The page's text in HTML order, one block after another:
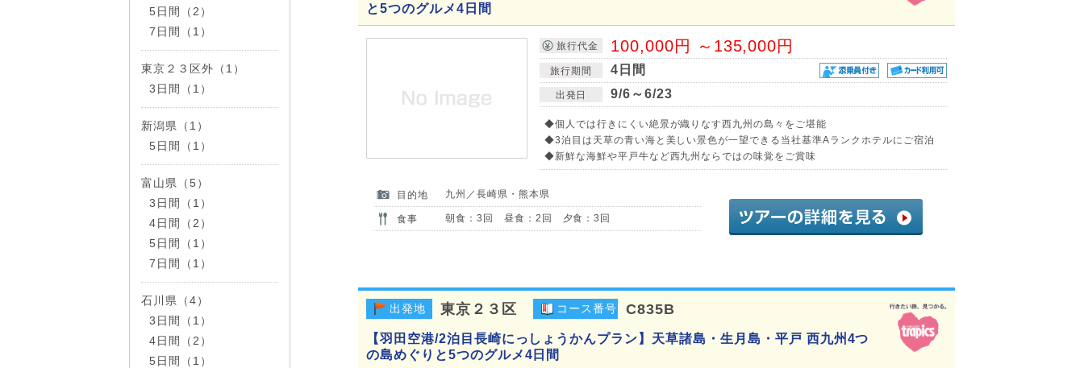
と5つのグルメ4日間
旅行代金 100,000円 ～135,000円
旅行期間 4日間
出発日 9/6～6/23
◆個人では行きにくい絶景が織りなす西九州の島々をご堪能
◆3泊目は天草の青い海と美しい景色が一望できる当社基準Aランクホテルにご宿泊
◆新鮮な海鮮や平戸牛など西九州ならではの味覚をご賞味
目的地 九州／長崎県・熊本県
食事 朝食：3回 昼食：2回 夕食：3回
出発地 東京２３区 コース番号 C835B
【羽田空港/2泊目長崎にっしょうかんプラン】天草諸島・生月島・平戸 西九州4つ
の島めぐりと5つのグルメ4日間
5日間（2）
7日間（1）
東京２３区外（1）
3日間（1）
新潟県（1）
5日間（1）
富山県（5）
3日間（1）
4日間（2）
5日間（1）
7日間（1）
石川県（4）
3日間（1）
4日間（2）
5日間（1）